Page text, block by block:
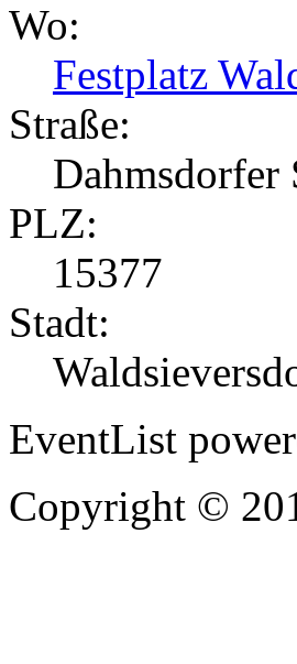
Wo:
Festplatz
Straße:
Dahmsdorfer
PLZ:
15377
Stadt:
EventList
Copyright ©